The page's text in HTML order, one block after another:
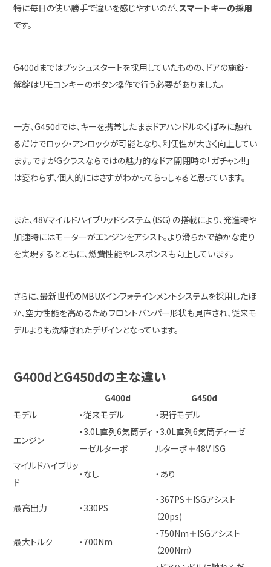
特に毎日の使い勝手で違いを感じやすいのが、スマートキーの採用
です。
G400dまではプッシュスタートを採用していたものの、ドアの施錠・
解錠はリモコンキーのボタン操作で行う必要がありました。
一方、G450dでは、キーを携帯したままドアハンドルのくぼみに触れ
るだけでロック・アンロックが可能となり、利便性が大きく向上してい
ます。ですがGクラスならではの魅力的なドア開閉時の「ガチャン!!」
は変わらず、個人的にはさすがわかってらっしゃると思っています。
また、48Vマイルドハイブリッドシステム（ISG）の搭載により、発進時や
加速時にはモーターがエンジンをアシスト。より滑らかで静かな走り
を実現するとともに、燃費性能やレスポンスも向上しています。
さらに、最新世代のMBUXインフォテインメントシステムを採用したほ
か、空力性能を高めるためフロントバンパー形状も見直され、従来モ
デルよりも洗練されたデザインとなっています。
G400dとG450dの主な違い
G400d
G450d
モデル
・従来モデル ・現行モデル
エンジン
・3.0L直列6気筒ディ
ーゼルターボ
・3.0L直列6気筒ディーゼ
ルターボ＋48V ISG
マイルドハイブリッ
ド
・なし ・あり
最高出力 ・330PS
・367PS＋ISGアシスト
（20ps)
最大トルク ・700Nm
・750Nm＋ISGアシスト
（200Nm）